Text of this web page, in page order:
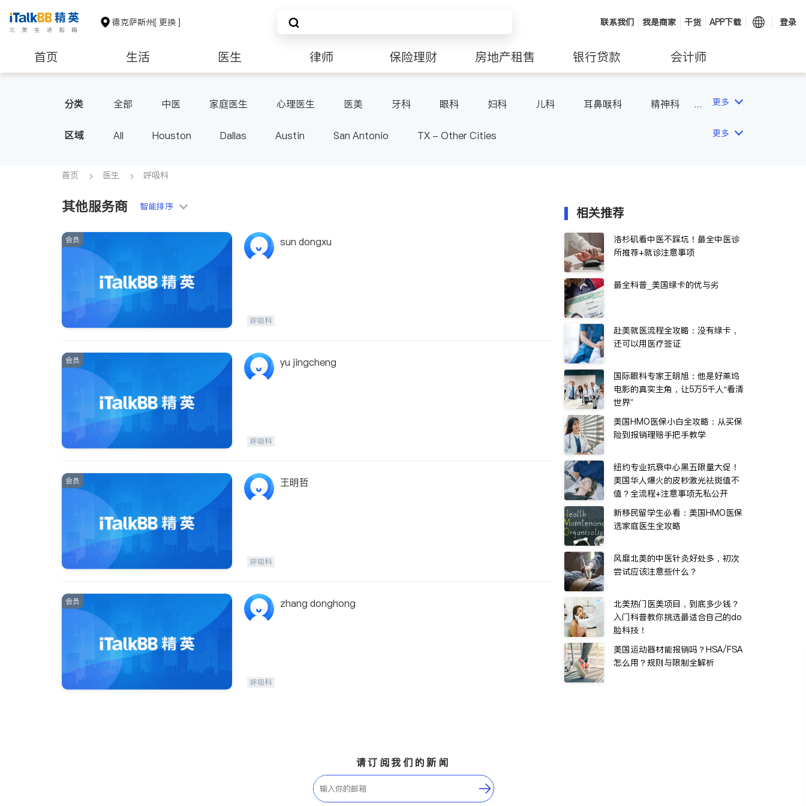
德克萨斯州[ 更换 ] 联系我们 我是商家 干货 APP下载 登录
首页 生活 医生 律师 保险理财 房地产租售 银行贷款 会计师
分类 全部 中医 家庭医生 心理医生 医美 牙科 眼科 妇科 儿科 耳鼻喉科
精神科
内分泌科
骨科
更多
区域 All Houston Dallas Austin San Antonio TX - Other Cities 更多
首页 医生 呼吸科
其他服务商 智能排序
会员 sun dongxu
呼吸科
会员 yu jingcheng
呼吸科
会员 王明哲
呼吸科
会员 zhang donghong
呼吸科
相关推荐
洛杉矶看中医不踩坑！最全中医诊
所推荐+就诊注意事项
最全科普_美国绿卡的优与劣
赴美就医流程全攻略：没有绿卡，
还可以用医疗签证
国际眼科专家王明旭：他是好莱坞
电影的真实主角，让5万5千人“看清
世界”
美国HMO医保小白全攻略：从买保
险到报销理赔手把手教学
纽约专业抗衰中心黑五限量大促！
美国华人爆火的皮秒激光祛斑值不
值？全流程+注意事项无私公开
新移民留学生必看：美国HMO医保
选家庭医生全攻略
风靡北美的中医针灸好处多，初次
尝试应该注意些什么？
北美热门医美项目，到底多少钱？
入门科普教你挑选最适合自己的do
脸科技！
美国运动器材能报销吗？HSA/FSA
怎么用？规则与限制全解析
请订阅我们的新闻